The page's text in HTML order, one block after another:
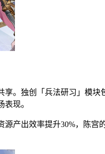
。独创「兵法研习」模
现。
产出效率提升30%，陈